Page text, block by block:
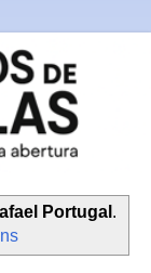
Portugal .